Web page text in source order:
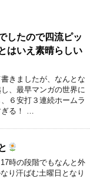
したので四流ピッ
はいえ素晴らしい
きましたが、なんとな
、最早マンガの世界に
６安打３連続ホームラ
る！ …
時の段階でもなんと外
り汗ばむ土曜日となり